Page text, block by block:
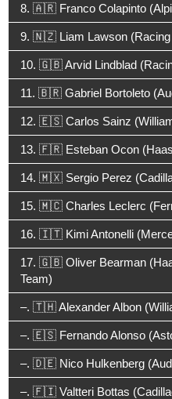
8. 🇦🇷 Franco Colapinto
9. 🇳🇿 Liam Lawson (Racing
10. 🇬🇧 Arvid Lindblad
11. 🇧🇷 Gabriel Bortoleto
12. 🇪🇸 Carlos Sainz
13. 🇫🇷 Esteban Ocon
14. 🇲🇽 Sergio Perez
15. 🇲🇨 Charles Leclerc
16. 🇮🇹 Kimi Antonelli
17. 🇬🇧 Oliver Bearman
Team)
–. 🇹🇭 Alexander Albon
–. 🇪🇸 Fernando Alonso
–. 🇩🇪 Nico Hulkenberg
–. 🇫🇮 Valtteri Bottas